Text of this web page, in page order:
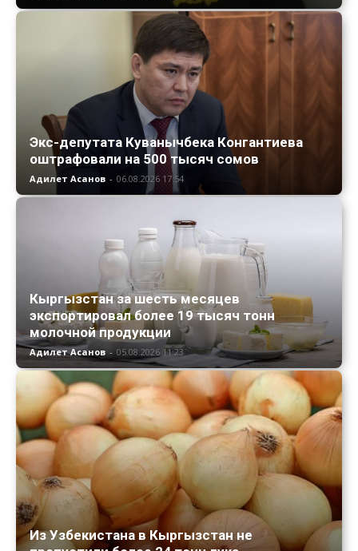
Экс-депутата Куванычбека Конгантиева
оштрафовали на 500 тысяч сомов
Адилет Асанов - 06.08.2026 17:54
Кыргызстан за шесть месяцев
экспортировал более 19 тысяч тонн
молочной продукции
Адилет Асанов - 05.08.2026 11:23
Из Узбекистана в Кыргызстан не